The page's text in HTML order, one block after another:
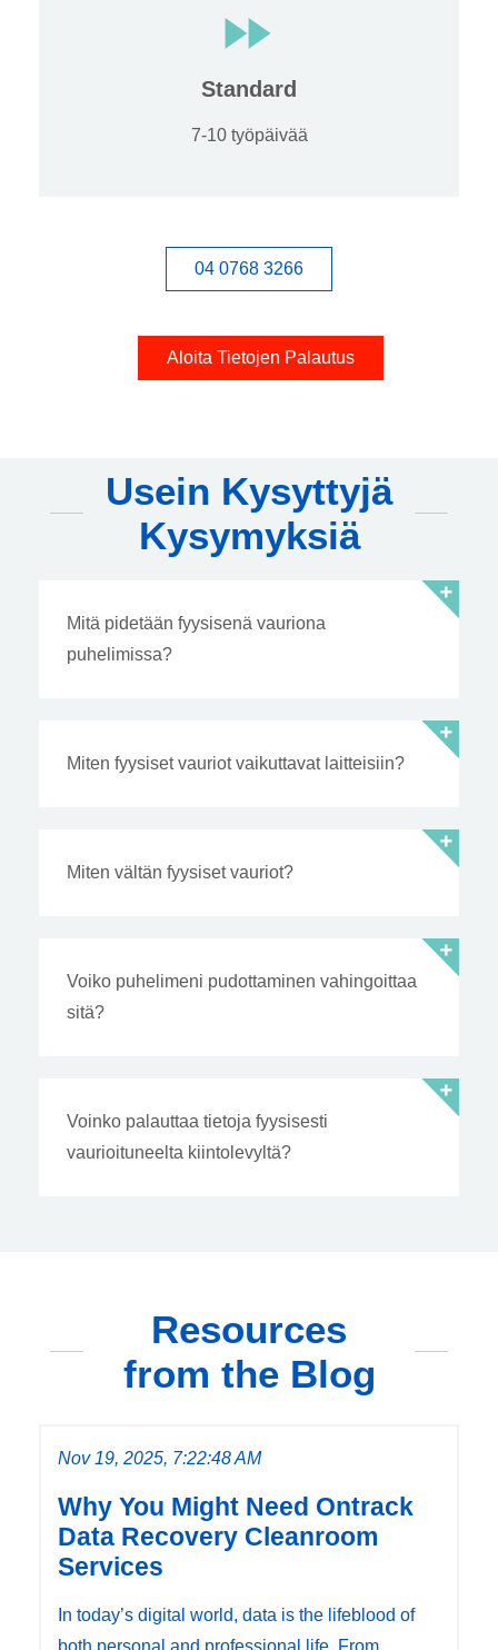
Standard
7-10 työpäivää
04 0768 3266
Aloita Tietojen Palautus
Usein Kysyttyjä
Kysymyksiä
Mitä pidetään fyysisenä vauriona
puhelimissa?
Miten fyysiset vauriot vaikuttavat laitteisiin?
Miten vältän fyysiset vauriot?
Voiko puhelimeni pudottaminen vahingoittaa
sitä?
Voinko palauttaa tietoja fyysisesti
vaurioituneelta kiintolevyltä?
Resources
from the Blog
Nov 19, 2025, 7:22:48 AM
Why You Might Need Ontrack
Data Recovery Cleanroom
Services
In today’s digital world, data is the lifeblood of
both personal and professional life. From